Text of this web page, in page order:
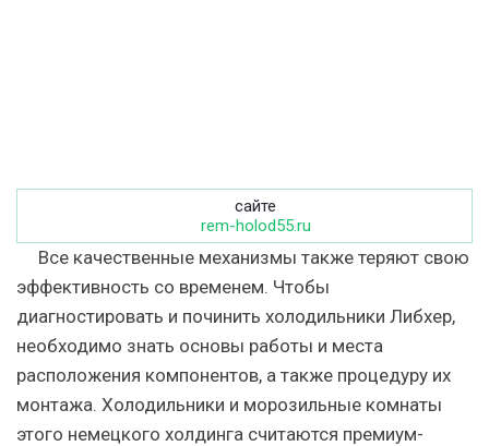
сайте
rem-holod55.ru
Все качественные механизмы также теряют свою
эффективность со временем. Чтобы
диагностировать и починить холодильники Либхер,
необходимо знать основы работы и места
расположения компонентов, а также процедуру их
монтажа. Холодильники и морозильные комнаты
этого немецкого холдинга считаются премиум-